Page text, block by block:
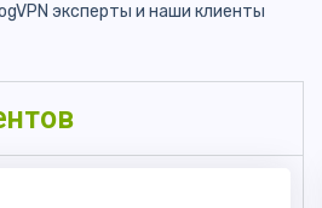
эксперты и наши клиенты